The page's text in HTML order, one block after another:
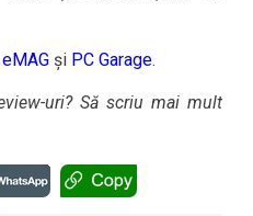
eMAG și PC Garage.
uri? Să scriu mai mult